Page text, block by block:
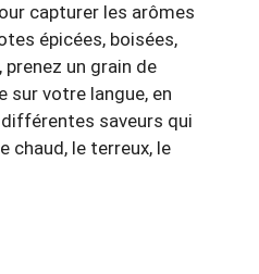
capturer les arômes
épicées, boisées,
un grain de
sur votre langue, en
saveurs qui
chaud, le terreux, le